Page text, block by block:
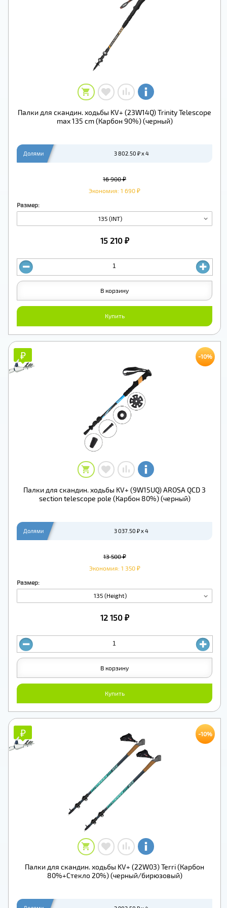
Палки для скандин. ходьбы KV+ (23W14Q) Trinity Telescope
max 135 cm (Карбон 90%) (черный)
Долями 3 802.50 ₽ x 4
Размер:
135 (INT)
16 900 ₽
Экономия: 1 690 ₽
15 210 ₽
Купить
В корзину
₽
₽
Палки для скандин. ходьбы KV+ (9W15UQ) AROSA QCD 3
section telescope pole (Карбон 80%) (черный)
Долями 3 037.50 ₽ x 4
Размер:
135 (Height)
13 500 ₽
Экономия: 1 350 ₽
12 150 ₽
Купить
В корзину
-10%
₽
₽
Палки для скандин. ходьбы KV+ (22W03) Terri (Карбон
80%+Стекло 20%) (черный/бирюзовый)
-10%